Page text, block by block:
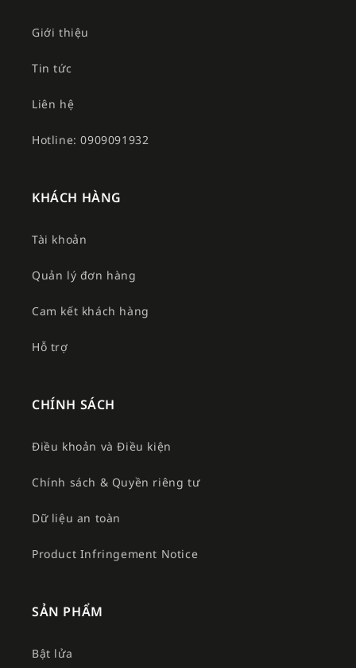
Giới thiệu
Tin tức
Liên hệ
Hotline: 0909091932
KHÁCH HÀNG
Tài khoản
Quản lý đơn hàng
Cam kết khách hàng
Hỗ trợ
CHÍNH SÁCH
Điều khoản và Điều kiện
Chính sách & Quyền riêng tư
Dữ liệu an toàn
Product Infringement Notice
SẢN PHẨM
Bật lửa